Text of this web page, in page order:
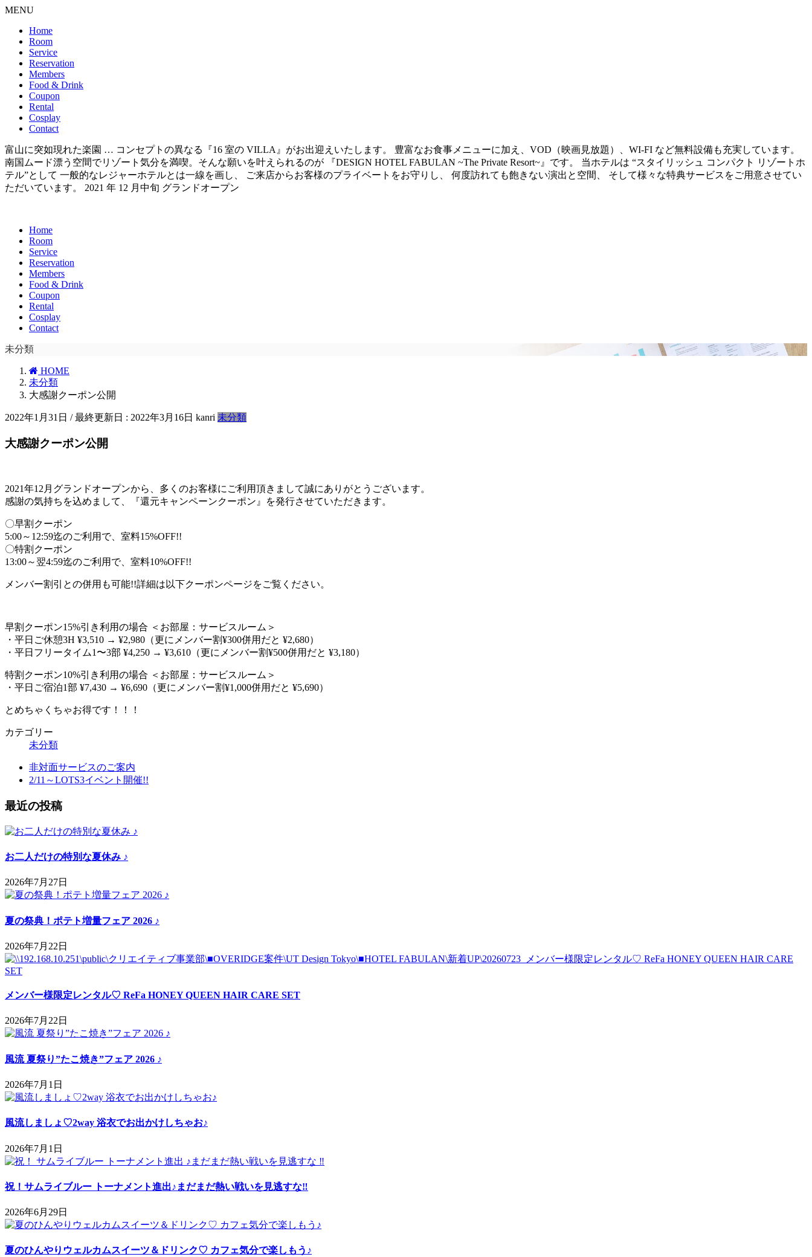
MENU
Home
Room
Service
Reservation
Members
Food & Drink
Coupon
Rental
Cosplay
Contact
富山に突如現れた楽園 … コンセプトの異なる『16 室の VILLA』がお出迎えいたします。 豊富なお食事メニューに加え、VOD（映画見放題）、WI-FI など無料設備も充実しています。
南国ムード漂う空間でリゾート気分を満喫。そんな願いを叶えられるのが 『DESIGN HOTEL FABULAN ~The Private Resort~』です。 当ホテルは “スタイリッシュ コンパクト リゾートホ
テル”として 一般的なレジャーホテルとは一線を画し、 ご来店からお客様のプライベートをお守りし、 何度訪れても飽きない演出と空間、 そして様々な特典サービスをご用意させてい
ただいています。 2021 年 12 月中旬 グランドオープン
Home
Room
Service
Reservation
Members
Food & Drink
Coupon
Rental
Cosplay
Contact
未分類
HOME
未分類
大感謝クーポン公開
2022年1月31日 / 最終更新日 : 2022年3月16日 kanri 未分類
大感謝クーポン公開
2021年12月グランドオープンから、多くのお客様にご利用頂きまして誠にありがとうございます。
感謝の気持ちを込めまして、『還元キャンペーンクーポン』を発行させていただきます。
〇早割クーポン
5:00～12:59迄のご利用で、室料15%OFF!!
〇特割クーポン
13:00～翌4:59迄のご利用で、室料10%OFF!!
メンバー割引との併用も可能!!詳細は以下クーポンページをご覧ください。
早割クーポン15%引き利用の場合 ＜お部屋：サービスルーム＞
・平日ご休憩3H ¥3,510 → ¥2,980（更にメンバー割¥300併用だと ¥2,680）
・平日フリータイム1〜3部 ¥4,250 → ¥3,610（更にメンバー割¥500併用だと ¥3,180）
特割クーポン10%引き利用の場合 ＜お部屋：サービスルーム＞
・平日ご宿泊1部 ¥7,430 → ¥6,690（更にメンバー割¥1,000併用だと ¥5,690）
とめちゃくちゃお得です！！！
カテゴリー
未分類
非対面サービスのご案内
2/11～LOTS3イベント開催!!
最近の投稿
お二人だけの特別な夏休み ♪
2026年7月27日
夏の祭典！ポテト増量フェア 2026 ♪
2026年7月22日
メンバー様限定レンタル♡ ReFa HONEY QUEEN HAIR CARE SET
2026年7月22日
風流 夏祭り”たこ焼き”フェア 2026 ♪
2026年7月1日
風流しましょ♡2way 浴衣でお出かけしちゃお♪
2026年7月1日
祝！サムライブルー トーナメント進出♪まだまだ熱い戦いを見逃すな‼
2026年6月29日
夏のひんやりウェルカムスイーツ＆ドリンク♡ カフェ気分で楽しもう♪